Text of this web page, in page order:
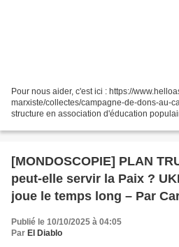
Pour nous aider, c'est ici : https://
marxiste/collectes/campagne-de-dons-au-
structure en association d'éducation
[MONDOSCOPIE] PLAN
peut-elle servir la Paix ?
joue le temps long – Par
Publié le 10/10/2025 à 04:05
Par El Diablo